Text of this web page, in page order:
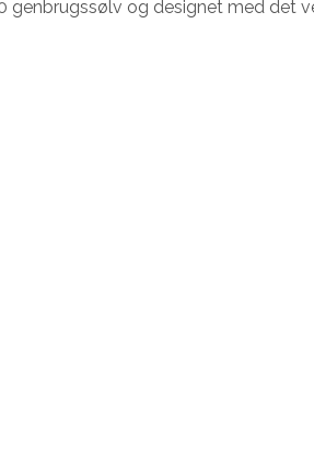
genbrugssølv og designet med